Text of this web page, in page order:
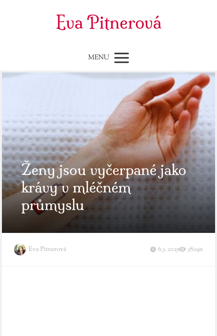
Eva Pitnerová
MENU
Ženy jsou vyčerpané jako
krávy v mléčném
průmyslu
Eva Pitnerová 6.3. 2025 3809x